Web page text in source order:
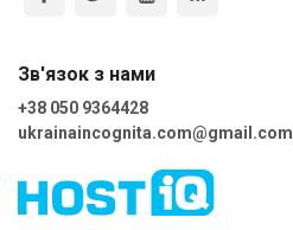
Зв'язок з нами
+38 050 9364428
ukrainaincognita.com@gmail.com